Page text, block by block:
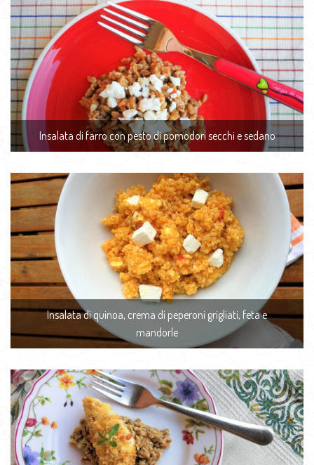
Insalata di farro con pesto di pomodori secchi e sedano
Insalata di quinoa, crema di peperoni grigliati, feta e
mandorle